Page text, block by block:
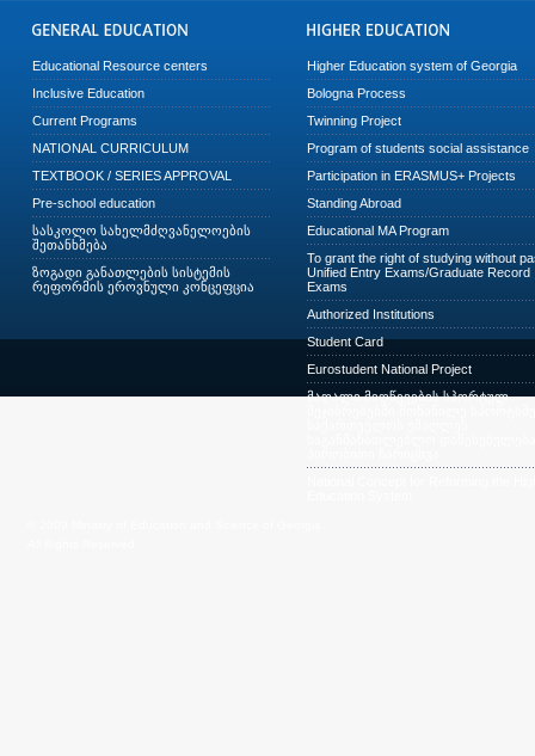
Educational Resource centers
Inclusive Education
Current Programs
NATIONAL CURRICULUM
TEXTBOOK / SERIES APPROVAL
Pre-school education
სასკოლო სახელმძღვანელოების
შეთანხმება
ზოგადი განათლების სისტემის
რეფორმის ეროვნული კონცეფცია
Higher Education system of Georgia
Bologna Process
Twinning Project
Program of students social assistance
Participation in ERASMUS+ Projects
Standing Abroad
Educational MA Program
To grant the right of studying without
Unified Entry Exams/Graduate Record
Exams
Authorized Institutions
Student Card
Eurostudent National Project
მაღალი მიღწევების სპორტულ